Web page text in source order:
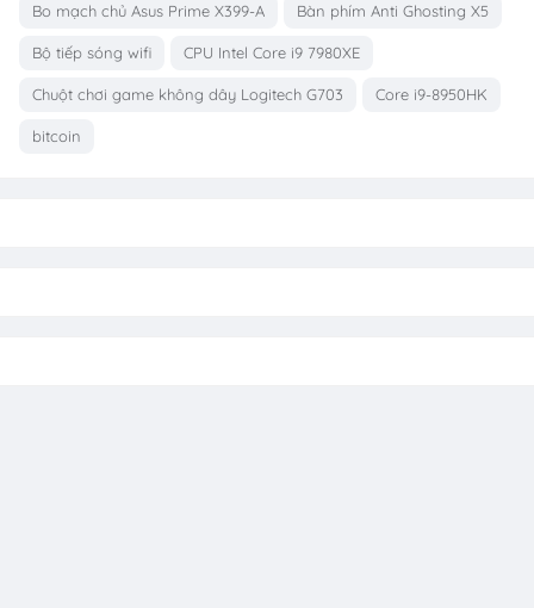
Bo mạch chủ Asus Prime X399-A Bàn phím Anti Ghosting X5
Bộ tiếp sóng wifi CPU Intel Core i9 7980XE
Chuột chơi game không dây Logitech G703 Core i9-8950HK
bitcoin